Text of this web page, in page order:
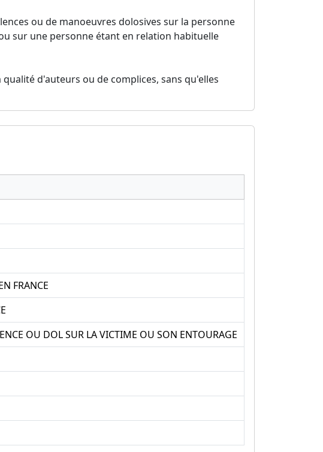
ou de manoeuvres dolosives sur la personne
sur une personne étant en relation habituelle
d'auteurs ou de complices, sans qu'elles
FRANCE
OU DOL SUR LA VICTIME OU SON ENTOURAGE